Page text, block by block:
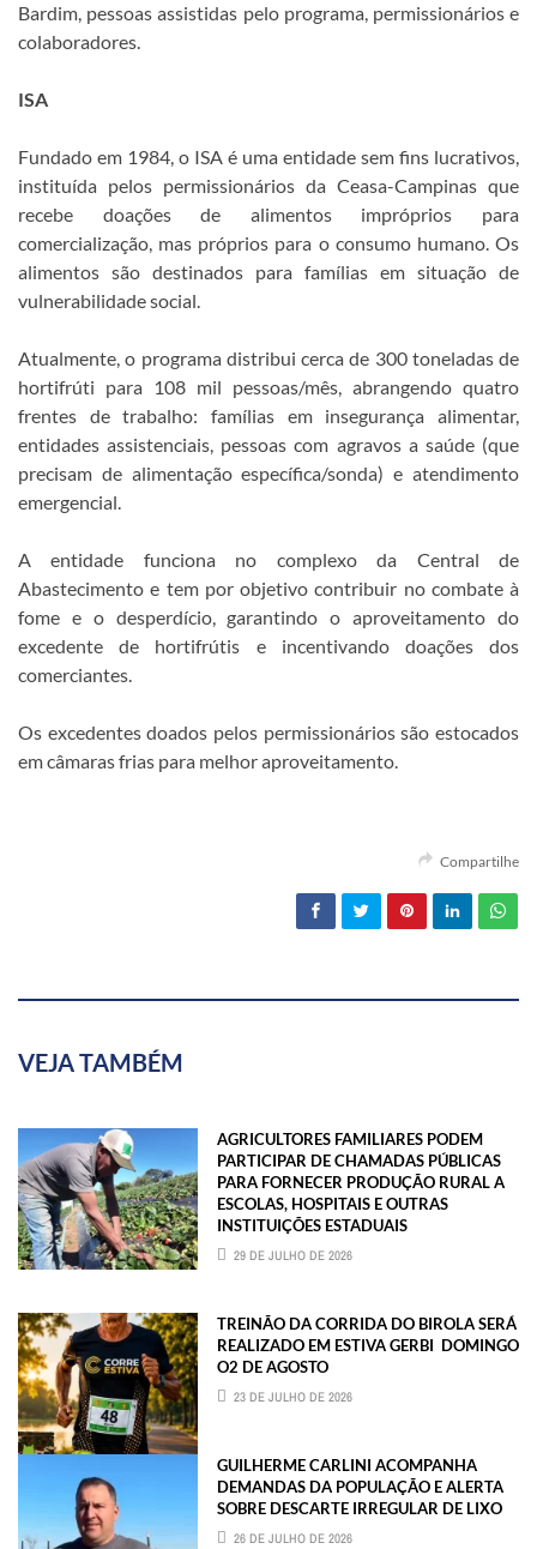
Bardim, pessoas assistidas pelo programa, permissionários e
colaboradores.
ISA
Fundado em 1984, o ISA é uma entidade sem fins lucrativos,
instituída pelos permissionários da Ceasa-Campinas que
recebe doações de alimentos impróprios para
comercialização, mas próprios para o consumo humano. Os
alimentos são destinados para famílias em situação de
vulnerabilidade social.
Atualmente, o programa distribui cerca de 300 toneladas de
hortifrúti para 108 mil pessoas/mês, abrangendo quatro
frentes de trabalho: famílias em insegurança alimentar,
entidades assistenciais, pessoas com agravos a saúde (que
precisam de alimentação específica/sonda) e atendimento
emergencial.
A entidade funciona no complexo da Central de
Abastecimento e tem por objetivo contribuir no combate à
fome e o desperdício, garantindo o aproveitamento do
excedente de hortifrútis e incentivando doações dos
comerciantes.
Os excedentes doados pelos permissionários são estocados
em câmaras frias para melhor aproveitamento.
Compartilhe
VEJA TAMBÉM
AGRICULTORES FAMILIARES PODEM
PARTICIPAR DE CHAMADAS PÚBLICAS
PARA FORNECER PRODUÇÃO RURAL A
ESCOLAS, HOSPITAIS E OUTRAS
INSTITUIÇÕES ESTADUAIS
29 DE JULHO DE 2026
TREINÃO DA CORRIDA DO BIROLA SERÁ
REALIZADO EM ESTIVA GERBI DOMINGO
O2 DE AGOSTO
23 DE JULHO DE 2026
GUILHERME CARLINI ACOMPANHA
DEMANDAS DA POPULAÇÃO E ALERTA
SOBRE DESCARTE IRREGULAR DE LIXO
26 DE JULHO DE 2026